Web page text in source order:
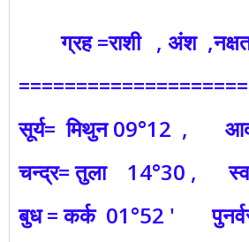
ग्रह =राशी , अंश
सूर्य= मिथुन 09°12 ,
चन्द्र= तुला 14°30 ,
बुध = कर्क 01°52 '